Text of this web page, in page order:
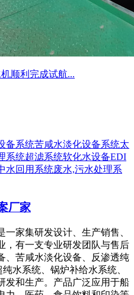
顺利完成试航...
备系统苦咸水淡化设备系统太
系统超滤系统软化水设备EDI
水回用系统废水,污水处理系
厂家
家集研发设计、生产销售、
，有一支专业研发团队与售后
、苦咸水淡化设备、反渗透纯
水系统、锅炉补给水系统、
发和生产。产品广泛应用于船